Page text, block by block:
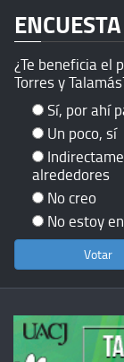
ENCUESTA
¿Te beneficia el
Torres y
Sí, por ahí
Un poco, sí
alrededores
No creo
No estoy